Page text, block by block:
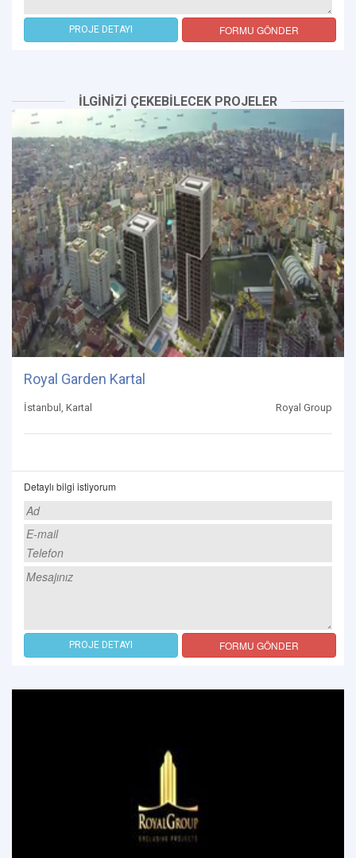
PROJE DETAYI FORMU GÖNDER
İLGİNİZİ ÇEKEBİLECEK PROJELER
Royal Garden Kartal
İstanbul, Kartal Royal Group
Detaylı bilgi istiyorum
PROJE DETAYI FORMU GÖNDER